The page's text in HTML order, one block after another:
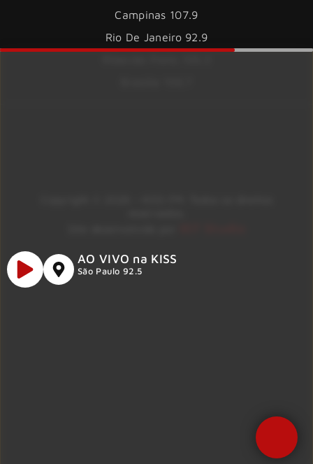
Campinas 107.9
Rio De Janeiro 92.9
AO VIVO na KISS
São Paulo 92.5